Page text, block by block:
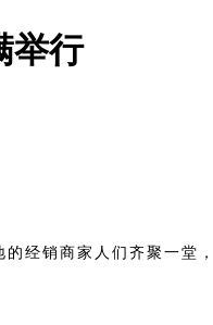
举行
经销商家人们齐聚一堂